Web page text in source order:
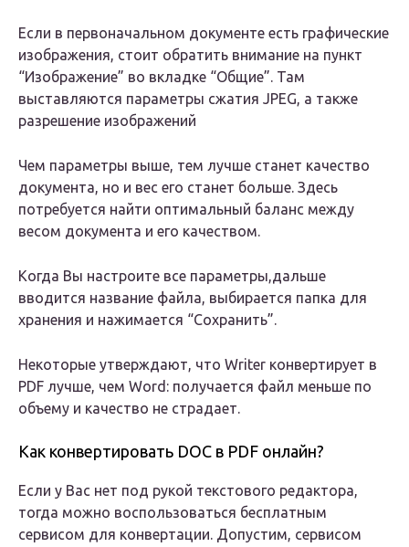
Если в первоначальном документе есть графические
изображения, стоит обратить внимание на пункт
“Изображение” во вкладке “Общие”. Там
выставляются параметры сжатия JPEG, а также
разрешение изображений
Чем параметры выше, тем лучше станет качество
документа, но и вес его станет больше. Здесь
потребуется найти оптимальный баланс между
весом документа и его качеством.
Когда Вы настроите все параметры,дальше
вводится название файла, выбирается папка для
хранения и нажимается “Сохранить”.
Некоторые утверждают, что Writer конвертирует в
PDF лучше, чем Word: получается файл меньше по
объему и качество не страдает.
Как конвертировать DOC в PDF онлайн?
Если у Вас нет под рукой текстового редактора,
тогда можно воспользоваться бесплатным
сервисом для конвертации. Допустим, сервисом